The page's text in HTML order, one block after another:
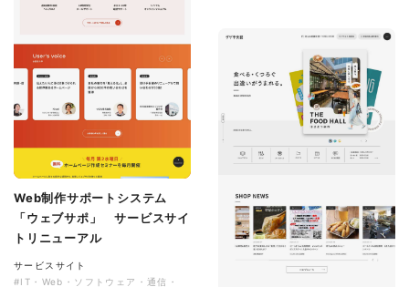
Web制作サポートシステム
「ウェブサポ」 サービスサイ
トリニューアル
サービスサイト
#IT・Web・ソフトウェア・通信・